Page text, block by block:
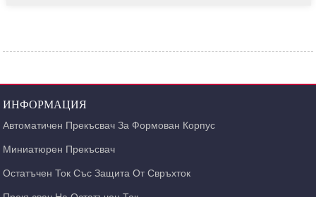
ИНФОРМАЦИЯ
Автоматичен Прекъсвач За Формован Корпус
Миниатюрен Прекъсвач
Остатъчен Ток Със Защита От Свръхток